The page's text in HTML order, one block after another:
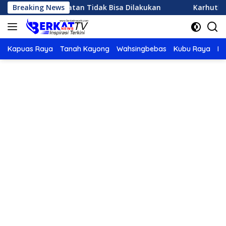
Langsung
ke
konten
Breaking News
Buatan Tidak Bisa Dilakukan Karhutla di
Kapuas Raya Tanah Kayong Wahsingbebas Kubu Raya